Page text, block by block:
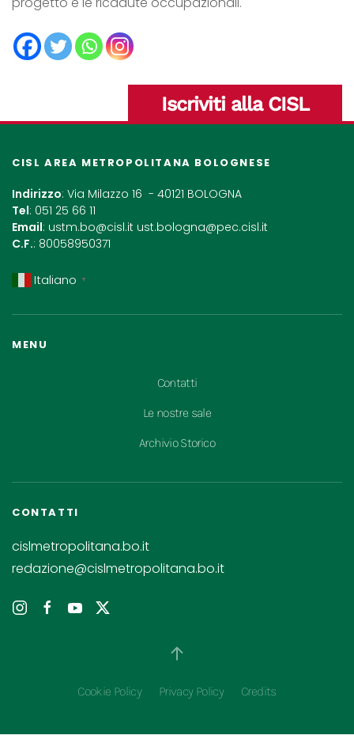
Iscriviti alla CISL
CISL AREA METROPOLITANA BOLOGNESE
Indirizzo: Via Milazzo 16 - 40121 BOLOGNA
Tel: 051 25 66 11
Email: ustm.bo@cisl.it ust.bologna@pec.cisl.it
C.F.: 80058950371
Italiano ▼
MENU
Contatti
Le nostre sale
Archivio Storico
CONTATTI
cislmetropolitana.bo.it
redazione@cislmetropolitana.bo.it
Cookie Policy Privacy Policy Credits